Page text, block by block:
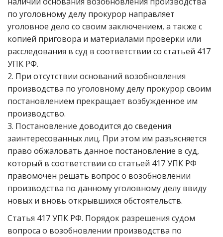
по уголовному делу прокурор направляет
уголовное дело со своим заключением, а также с
копией приговора и материалами проверки или
расследования в суд в соответствии со статьей 417
УПК РФ.
2. При отсутствии оснований возобновления
производства по уголовному делу прокурор своим
постановлением прекращает возбужденное им
производство.
3. Постановление доводится до сведения
заинтересованных лиц. При этом им разъясняется
право обжаловать данное постановление в суд,
который в соответствии со статьей 417 УПК РФ
правомочен решать вопрос о возобновлении
производства по данному уголовному делу ввиду
новых и вновь открывшихся обстоятельств.
Статья 417 УПК РФ. Порядок разрешения судом
вопроса о возобновлении производства по